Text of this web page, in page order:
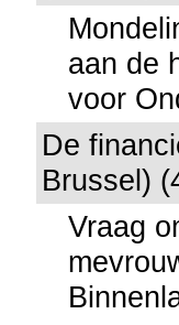
aan de
voor
De
Brussel)
Vraag